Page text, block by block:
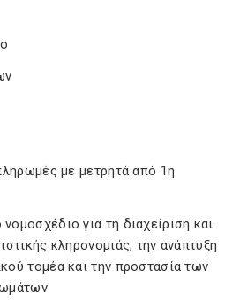
με μετρητά από 1η
για τη διαχείριση και
κληρονομιάς, την ανάπτυξη
τομέα και την προστασία των